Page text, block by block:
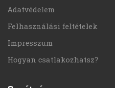
Adatvédelem
Felhasználási feltételek
Impresszum
Hogyan csatlakozhatsz?